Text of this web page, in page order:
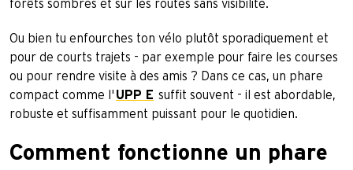
forêts sombres et sur les routes sans visibilité.
Ou bien tu enfourches ton vélo plutôt sporadiquement et
pour de courts trajets - par exemple pour faire les courses
ou pour rendre visite à des amis ? Dans ce cas, un phare
compact comme l' UPP E suffit souvent - il est abordable,
robuste et suffisamment puissant pour le quotidien.
Comment fonctionne un phare